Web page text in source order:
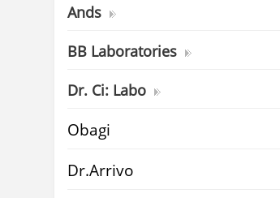
Ands
BB Laboratories
Dr. Ci: Labo
Obagi
Dr.Arrivo